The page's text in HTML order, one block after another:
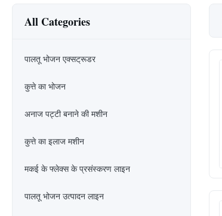
All Categories
पालतू भोजन एक्सट्रूडर
कुत्ते का भोजन
अनाज पट्टी बनाने की मशीन
कुत्ते का इलाज मशीन
मकई के फ्लेक्स के प्रसंस्करण लाइन
पालतू भोजन उत्पादन लाइन